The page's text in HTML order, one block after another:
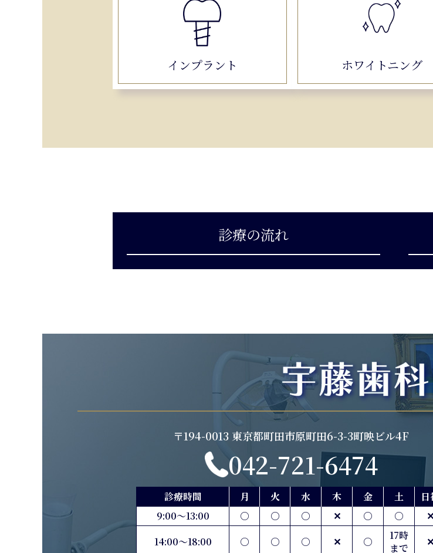
インプラント ホワイトニング
診療の流れ
〒194-0013 東京都町田市原町田6-3-3町映ビル4F
042-721-6474
診療時間 月 火 水 木 金 土
9:00〜13:00
○ ○ ○ ✕ ○ ○
✕
14:00〜18:00
○ ○ ○ ✕ ○
17時
まで
✕